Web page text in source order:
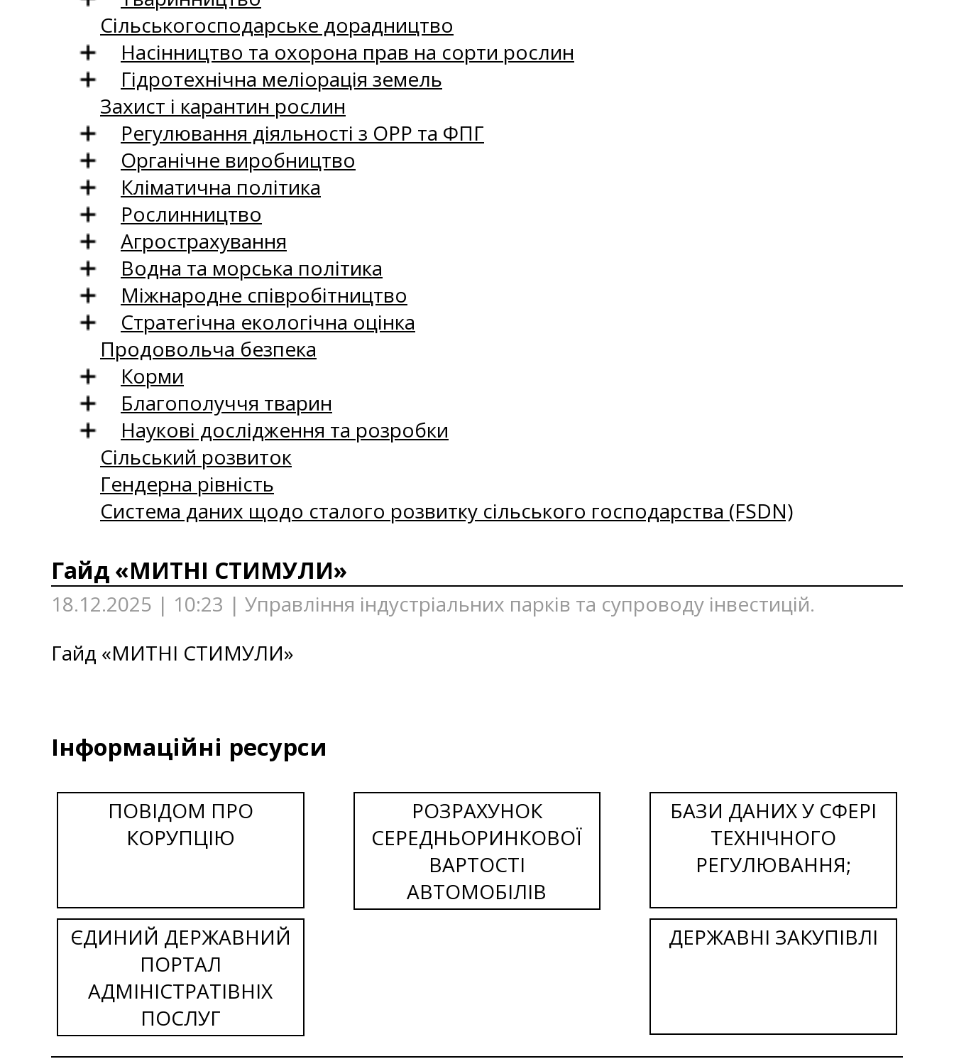
Сільськогосподарське дорадництво
Насінництво та охорона прав на сорти рослин
Гідротехнічна меліорація земель
Захист і карантин рослин
Регулювання діяльності з ОРР та ФПГ
Органічне виробництво
Кліматична політика
Рослинництво
Агрострахування
Водна та морська політика
Міжнародне співробітництво
Стратегічна екологічна оцінка
Продовольча безпека
Корми
Благополуччя тварин
Наукові дослідження та розробки
Сільський розвиток
Гендерна рівність
Система даних щодо сталого розвитку сільського господарства (FSDN)
Гайд «МИТНІ СТИМУЛИ»
18.12.2025 | 10:23 | Управління індустріальних парків та супроводу інвестицій.
Гайд «МИТНІ СТИМУЛИ»
Інформаційні ресурси
ПОВІДОМ ПРО
КОРУПЦІЮ
РОЗРАХУНОК
СЕРЕДНЬОРИНКОВОЇ
ВАРТОСТІ
АВТОМОБІЛІВ
БАЗИ ДАНИХ У СФЕРІ
ТЕХНІЧНОГО
РЕГУЛЮВАННЯ;
ЄДИНИЙ ДЕРЖАВНИЙ
ПОРТАЛ
АДМІНІСТРАТІВНІХ
ПОСЛУГ
ДЕРЖАВНІ ЗАКУПІВЛІ